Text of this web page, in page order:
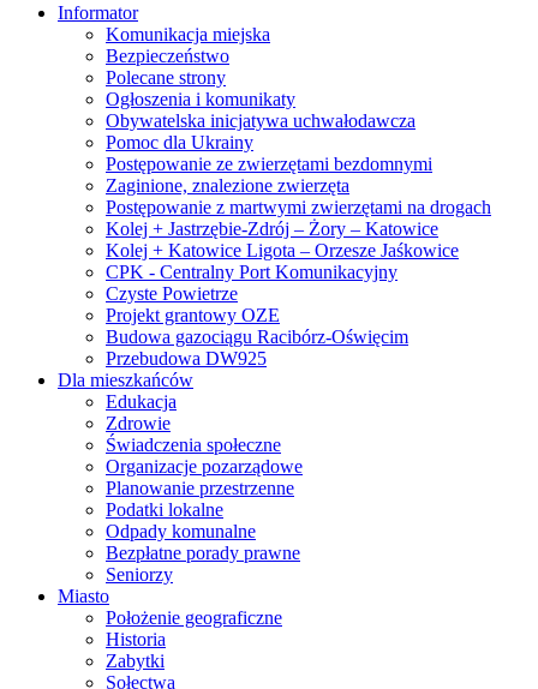
Informator
Komunikacja miejska
Bezpieczeństwo
Polecane strony
Ogłoszenia i komunikaty
Obywatelska inicjatywa uchwałodawcza
Pomoc dla Ukrainy
Postępowanie ze zwierzętami bezdomnymi
Zaginione, znalezione zwierzęta
Postępowanie z martwymi zwierzętami na drogach
Kolej + Jastrzębie-Zdrój – Żory – Katowice
Kolej + Katowice Ligota – Orzesze Jaśkowice
CPK - Centralny Port Komunikacyjny
Czyste Powietrze
Projekt grantowy OZE
Budowa gazociągu Racibórz-Oświęcim
Przebudowa DW925
Dla mieszkańców
Edukacja
Zdrowie
Świadczenia społeczne
Organizacje pozarządowe
Planowanie przestrzenne
Podatki lokalne
Odpady komunalne
Bezpłatne porady prawne
Seniorzy
Miasto
Położenie geograficzne
Historia
Zabytki
Sołectwa